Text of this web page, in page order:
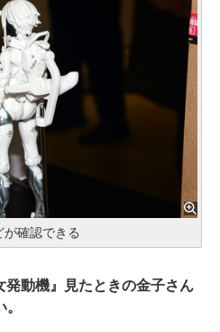
確認できる
動機』見たときの金子さん